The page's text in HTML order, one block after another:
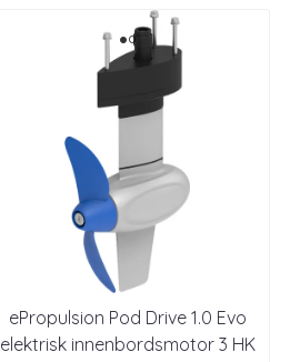
ePropulsion Pod Drive 1.0 Evo
elektrisk innenbordsmotor 3 HK